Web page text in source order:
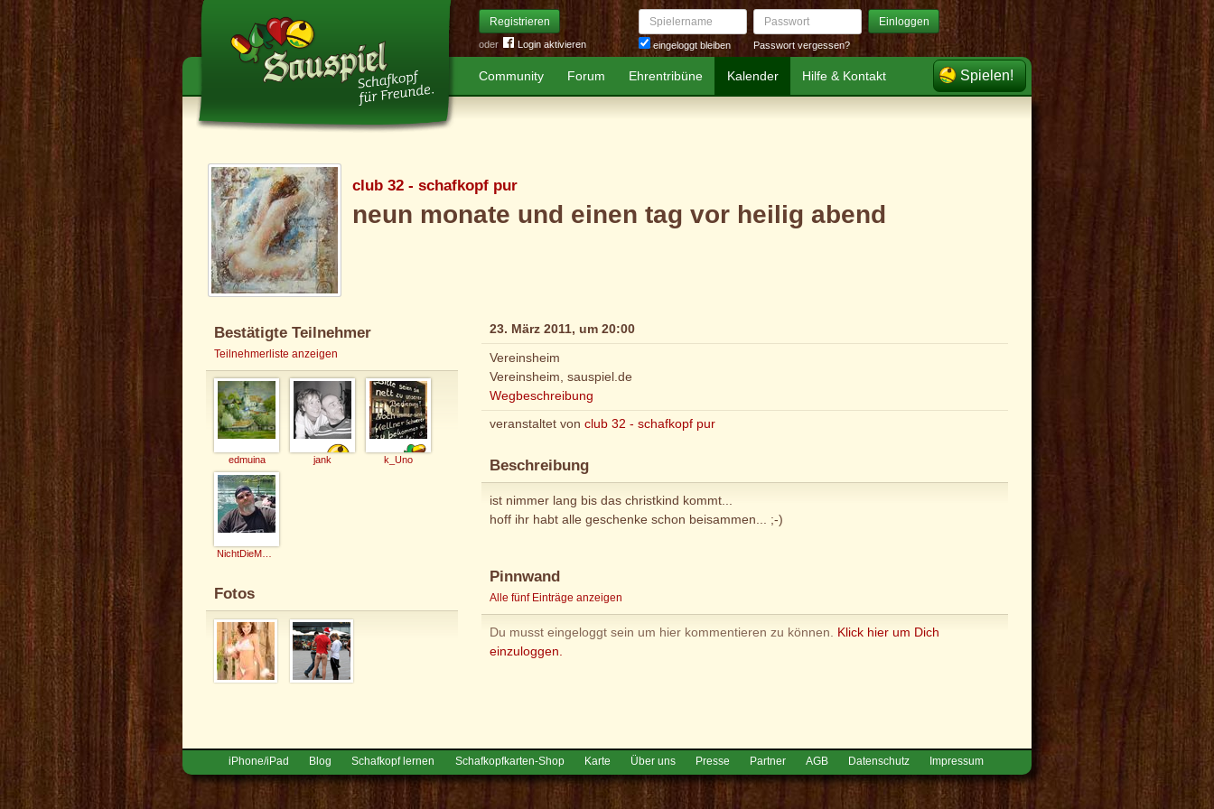
Registrieren
oder Login aktivieren
Spielername
eingeloggt bleiben
Passwort Einloggen
Passwort vergessen?
Community Forum Ehrentribüne Kalender Hilfe & Kontakt Spielen!
club 32 - schafkopf pur
neun monate und einen tag vor heilig abend
Bestätigte Teilnehmer
Teilnehmerliste anzeigen
edmuina jank k_Uno
Fotos
23. März 2011, um 20:00
Vereinsheim
Vereinsheim, sauspiel.de
Wegbeschreibung
veranstaltet von club 32 - schafkopf pur
Beschreibung
ist nimmer lang bis das christkind kommt...
hoff ihr habt alle geschenke schon beisammen... ;-)
Pinnwand
Alle fünf Einträge anzeigen
Du musst eingeloggt sein um hier kommentieren zu können. Klick hier um Dich
einzuloggen.
iPhone/iPad Blog Schafkopf lernen Schafkopfkarten-Shop Karte Über uns Presse Partner AGB Datenschutz Impressum